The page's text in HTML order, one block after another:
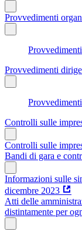
Provvedimenti
Provvedimenti
Controlli sulle
Controlli sulle
Bandi di gara e
Informazioni sulle
dicembre 2023
Atti delle
distintamente per